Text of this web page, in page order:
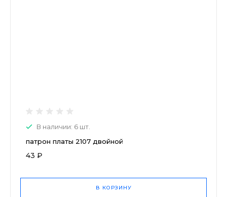
В наличии: 6 шт.
патрон платы 2107 двойной
43 ₽
В КОРЗИНУ